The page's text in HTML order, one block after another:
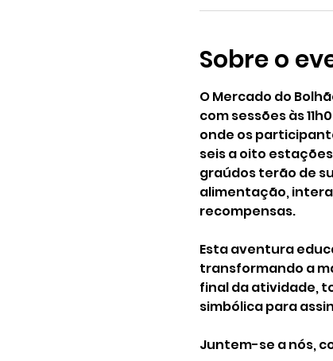
Sobre o
O Mercado do
com sessões às
onde os
seis a oito
graúdos terão de
alimentação,
recompensas.
Esta aventura
transformando a
final da atividade,
simbólica para
Juntem-se a nós,